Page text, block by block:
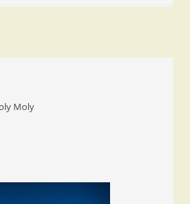
Moly